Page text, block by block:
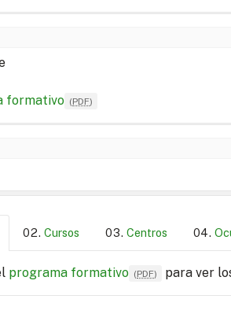
formativo (PDF)
Cursos Centros
programa formativo (PDF) para ver